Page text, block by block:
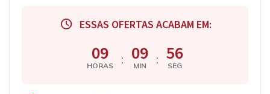
Atendimento ESSAS OFERTAS ACABAM EM:
09
HORAS : 09
MIN : 55
SEG